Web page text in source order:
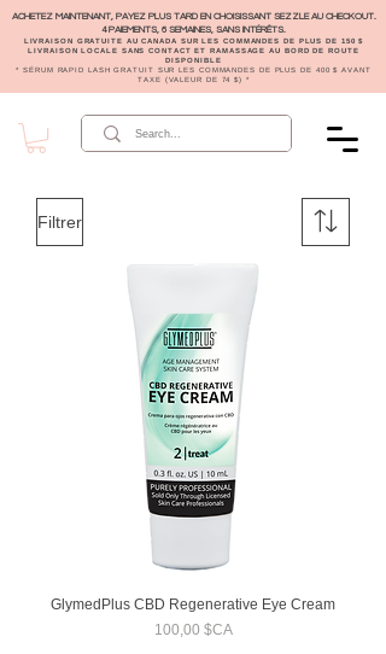
ACHETEZ MAINTENANT, PAYEZ PLUS TARD EN CHOISISSANT SEZZLE AU CHECKOUT.
4 PAIEMENTS, 6 SEMAINES, SANS INTÉRÊTS.
LIVRAISON GRATUITE AU CANADA SUR LES COMMANDES DE PLUS DE 150 $
LIVRAISON LOCALE SANS CONTACT ET RAMASSAGE AU BORD DE ROUTE
DISPONIBLE
* SÉRUM RAPID LASH GRATUIT SUR LES COMMANDES DE PLUS DE 400 $ AVANT
TAXE (VALEUR DE 74 $) *
Filtrer
GlymedPlus CBD Regenerative Eye Cream
Prix
100,00 $CA